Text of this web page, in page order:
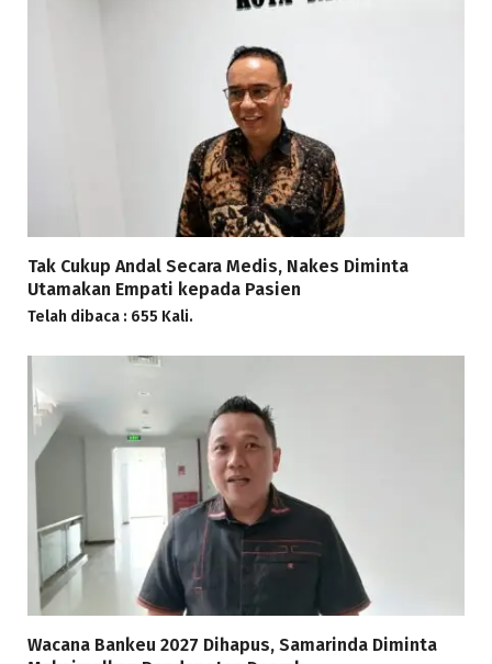
Tak Cukup Andal Secara Medis, Nakes Diminta
Utamakan Empati kepada Pasien
Telah dibaca : 655 Kali.
Wacana Bankeu 2027 Dihapus, Samarinda Diminta